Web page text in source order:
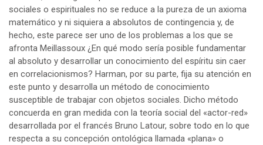
sociales o espirituales no se reduce a la pureza de un axioma
matemático y ni siquiera a absolutos de contingencia y, de
hecho, este parece ser uno de los problemas a los que se
afronta Meillassoux ¿En qué modo sería posible fundamentar
al absoluto y desarrollar un conocimiento del espíritu sin caer
en correlacionismos? Harman, por su parte, fija su atención en
este punto y desarrolla un método de conocimiento
susceptible de trabajar con objetos sociales. Dicho método
concuerda en gran medida con la teoría social del «actor-red»
desarrollada por el francés Bruno Latour, sobre todo en lo que
respecta a su concepción ontológica llamada «plana» o